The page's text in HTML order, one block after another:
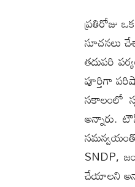
ప్రతిరోజు
సూచనలు
తదుపరి
పూర్తిగా
సకాలంలో
అన్నారు.
SNDP,
చేయాలని